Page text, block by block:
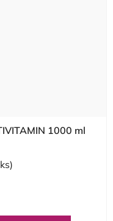
1000 ml